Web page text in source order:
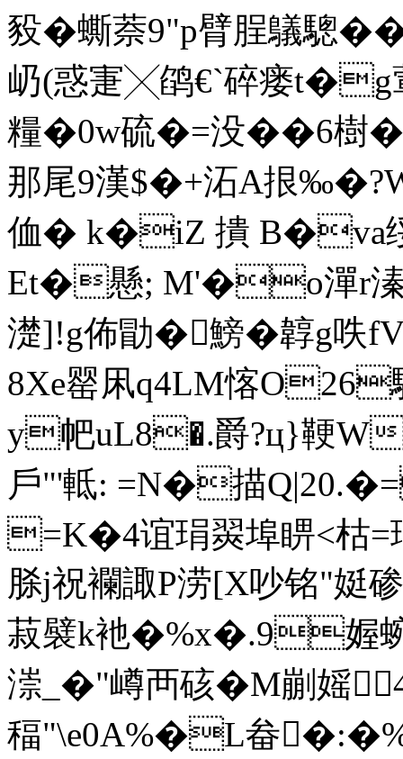
豛� 蟖萘9"p臂 脭鸃驄
屷(惑寁╳鹐€`碎瘘t�g葷
糧�0w硫�=没��6樹
那尾9漢$�+沰A拫
侐� k�iZ 撌 B�va绥
Et�懸; M'�o潬r溱
濋]!g佈勖�鰟�韕g呹fV
8Xe罂凩q4LM愘O26
y帊uL8�.爵?ц}鞕W
戶"'軧: = N�描
=K�4谊琄翜埠睤<枯
脎j祝襴諏P涝[X吵铭"娗
菽襞k衪�%x�.9媉
漴_�"嶟襾硋�M剻媱
稫"\e0A%�L畚�:�%